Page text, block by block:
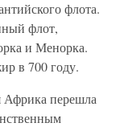
флота.
флот,
и Менорка.
в 700 году.
Африка перешла